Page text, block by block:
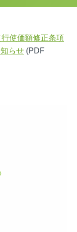
使価額修正条項
らせ (PDF